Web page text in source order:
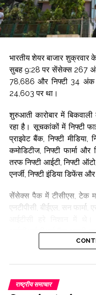
भारतीय शेयर बाजार शुक्रवार
सुबह 9:28 पर सेंसेक्स 267
78,686 और निफ्टी 34 अंक
24,603 पर था।
शुरुआती कारोबार में
रहा है। सूचकांकों में निफ्टी
प्राइवेट बैंक, निफ्टी मीडिया,
कमोडिटीज, निफ्टी फार्मा
तरफ निफ्टी आईटी, निफ्टी ऑटो,
एनर्जी, निफ्टी इंडिया डिफेंस
सेंसेक्स पैक में टीसीएस, टेक
एनटीपीसी, बीईएल, सन
आईसीआईसीआई बैंक, भारती
मिडकैप और स्मॉलकैप में
और निफ्टी स्मॉलकैप 100
राष्ट्रीय समाचार